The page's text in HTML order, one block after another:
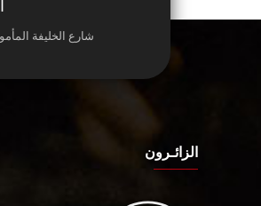
شارع الخليفة
الزائـرون